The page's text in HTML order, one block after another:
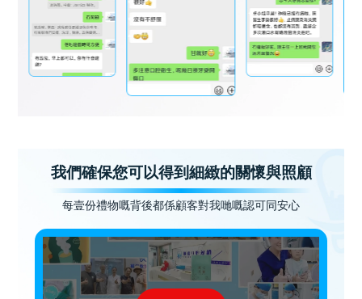
我們確保您可以得到細緻的關懷與照顧
每壹份禮物嘅背後都係顧客對我哋嘅認可同安心